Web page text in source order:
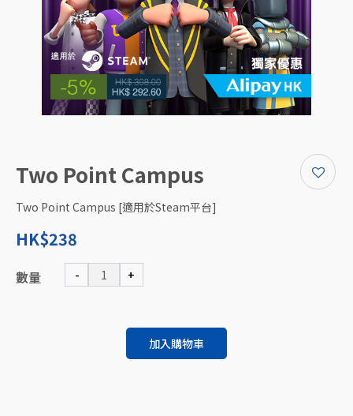
Two Point Campus
Two Point Campus [適用於Steam平台]
HK$238
數量 - +
加入購物車